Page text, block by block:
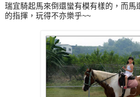
瑞宜騎起馬來倒還蠻有模有樣的，而馬
的指揮，玩得不亦樂乎~~